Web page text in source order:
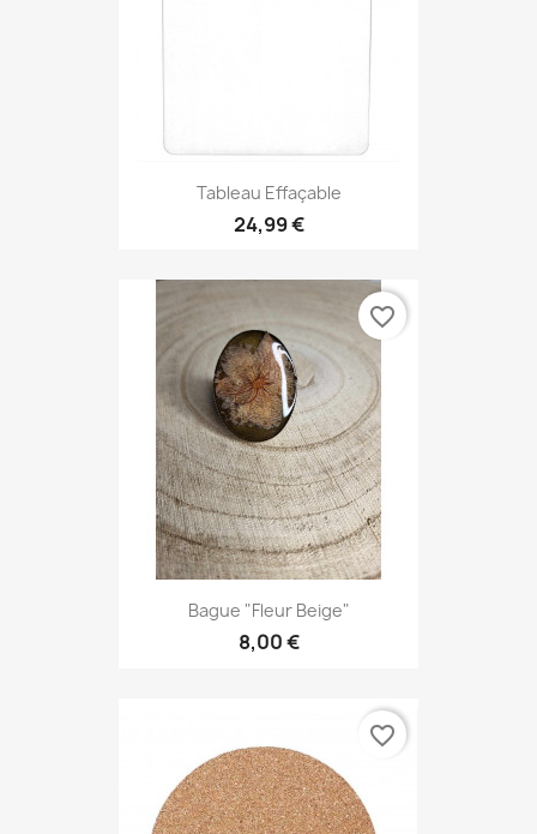
Tableau Effaçable
24,99 €
Bague "Fleur Beige"
8,00 €
favorite_border
favorite_border